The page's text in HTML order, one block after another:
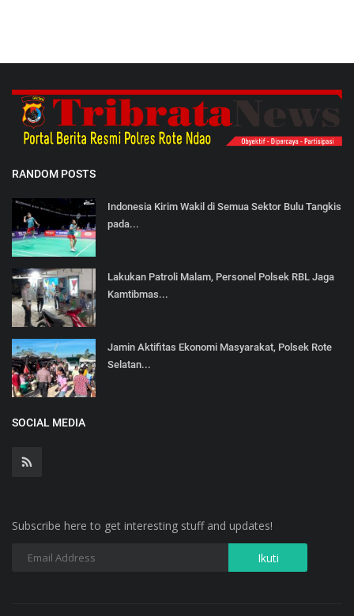
RANDOM POSTS
Indonesia Kirim Wakil di Semua Sektor Bulu Tangkis
pada...
Lakukan Patroli Malam, Personel Polsek RBL Jaga
Kamtibmas...
Jamin Aktifitas Ekonomi Masyarakat, Polsek Rote
Selatan...
SOCIAL MEDIA
Subscribe here to get interesting stuff and updates!